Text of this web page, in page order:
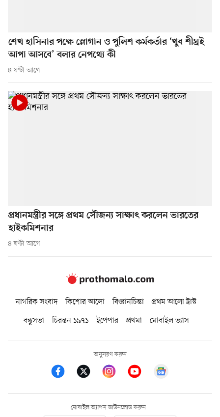
শেখ হাসিনার পক্ষে স্লোগান ও পুলিশ কর্মকর্তার ‘খুব শীঘ্রই
আপা আসবে’ বলার নেপথ্যে কী
৪ ঘণ্টা আগে
প্রধানমন্ত্রীর সঙ্গে প্রথম সৌজন্য সাক্ষাৎ করলেন ভারতের
হাইকমিশনার
৪ ঘণ্টা আগে
নাগরিক সংবাদ কিশোর আলো বিজ্ঞানচিন্তা
প্রথম আলো ট্রাস্ট
বন্ধুসভা
চিরন্তন ১৯৭১ ইপেপার প্রথমা মোবাইল ভ্যাস
অনুসরণ করুন
মোবাইল অ্যাপস ডাউনলোড করুন